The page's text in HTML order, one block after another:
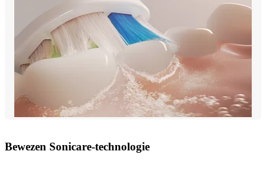
Bewezen Sonicare-technologie